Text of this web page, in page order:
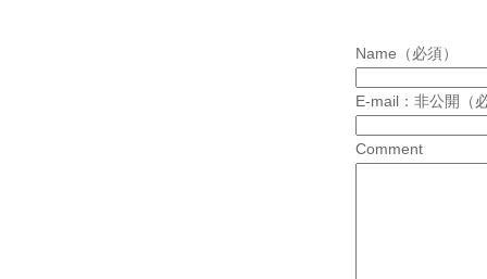
Name（必須）
E-mail：非公開（
Comment